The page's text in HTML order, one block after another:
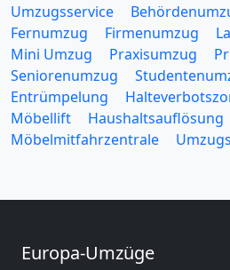
Umzugsservice
Fernumzug
Firmenumzug
Mini Umzug
Praxisumzug
Seniorenumzug
Entrümpelung
Möbellift
Haushaltsauflösung
Möbelmitfahrzentrale
Europa-Umzüge